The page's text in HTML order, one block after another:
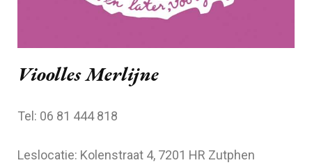
Vioolles Merlijne
Tel: 06 81 444 818
Leslocatie: Kolenstraat 4, 7201 HR Zutphen